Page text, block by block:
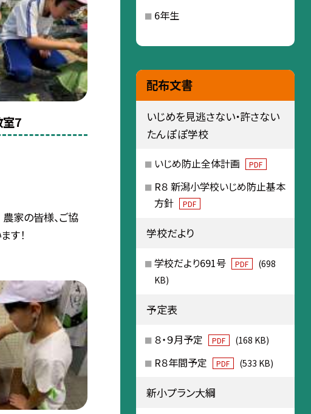
7
家の皆様、ご協
す！
6年生
配布文書
いじめを見逃さない・許さない
たんぽぽ学校
いじめ防止全体計画 PDF
R８ 新潟小学校いじめ防止基本
方針
PDF
学校だより
学校だより691号 PDF
(698
KB)
予定表
８・９月予定 PDF (168 KB)
R８年間予定 PDF (533 KB)
新小プラン大綱